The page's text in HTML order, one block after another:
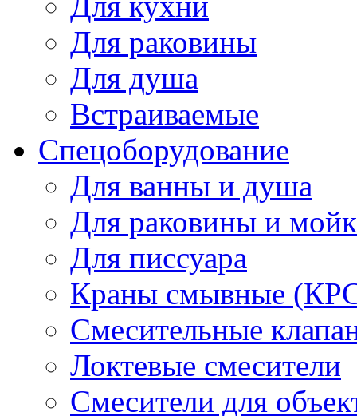
Для раковины
Для душа
Встраиваемые
Спецоборудование
Для ванны и душа
Для раковины и
Для писсуара
Краны смывные
Смесительные
Локтевые смесители
Смесители для